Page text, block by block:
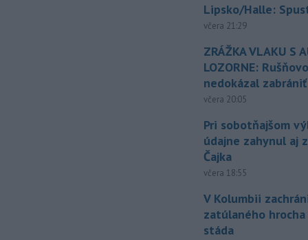
Lipsko/Halle:
včera 21:29
ZRÁŽKA VLAKU S
LOZORNE:
nedokázal zabrániť
včera 20:05
Pri sobotňajšom
údajne zahynul aj
Čajka
včera 18:55
V Kolumbii
zatúlaného hrocha
stáda